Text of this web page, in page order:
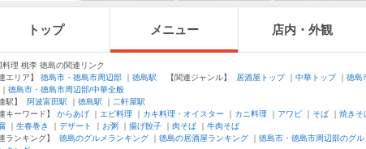
トップ メニュー 店内・外観
料理 桃李 徳島の関連リンク
エリア】 徳島市・徳島市周辺部 ｜ 徳島駅 【関連ジャンル】 居酒屋トップ｜ 中華トップ｜ 徳島
｜ 徳島市・徳島市周辺部/中華全般
駅】 阿波富田駅 ｜ 徳島駅 ｜ 二軒屋駅
キーワード】 からあげ ｜ エビ料理 ｜ カキ料理・オイスター ｜ カニ料理 ｜ アワビ ｜ そば ｜ 焼きそ
｜ 生春巻き ｜ デザート ｜ お粥 ｜ 揚げ餃子 ｜ 肉そば ｜ 牛肉そば
ランキング】 徳島のグルメランキング ｜ 徳島の居酒屋ランキング ｜ 徳島市・徳島市周辺部のグ